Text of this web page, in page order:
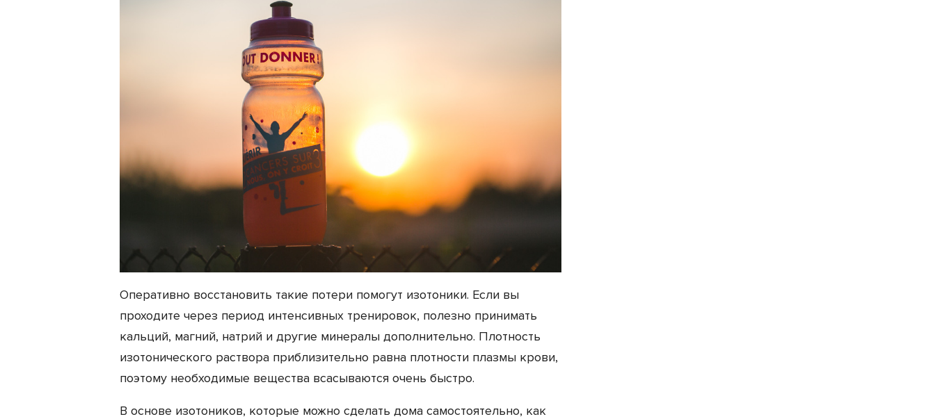
Оперативно восстановить такие потери помогут изотоники. Если вы
проходите через период интенсивных тренировок, полезно принимать
кальций, магний, натрий и другие минералы дополнительно. Плотность
изотонического раствора приблизительно равна плотности плазмы крови,
поэтому необходимые вещества всасываются очень быстро.
В основе изотоников, которые можно сделать дома самостоятельно, как